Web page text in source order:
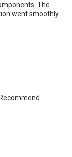
The
went smoothly